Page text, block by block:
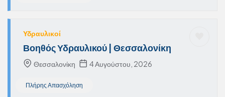
Υδραυλικοί
Βοηθός Υδραυλικού | Θεσσαλονίκη
Θεσσαλονίκη 4 Αυγούστου, 2026
Πλήρης Απασχόληση